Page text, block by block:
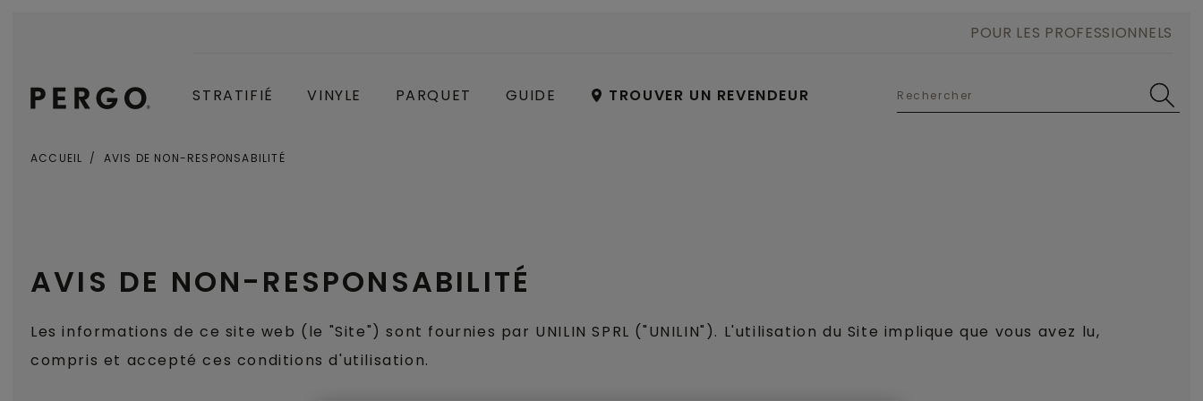
STRATIFIÉ VINYLE PARQUET GUIDE TROUVER UN REVENDEUR
POUR LES PROFESSIONNELS
ACCUEIL AVIS DE NON-RESPONSABILITÉ
AVIS DE NON-RESPONSABILITÉ
Les informations de ce site web (le "Site") sont fournies par UNILIN SPRL ("UNILIN"). L'utilisation du Site implique que vous avez lu,
compris et accepté ces conditions d'utilisation.